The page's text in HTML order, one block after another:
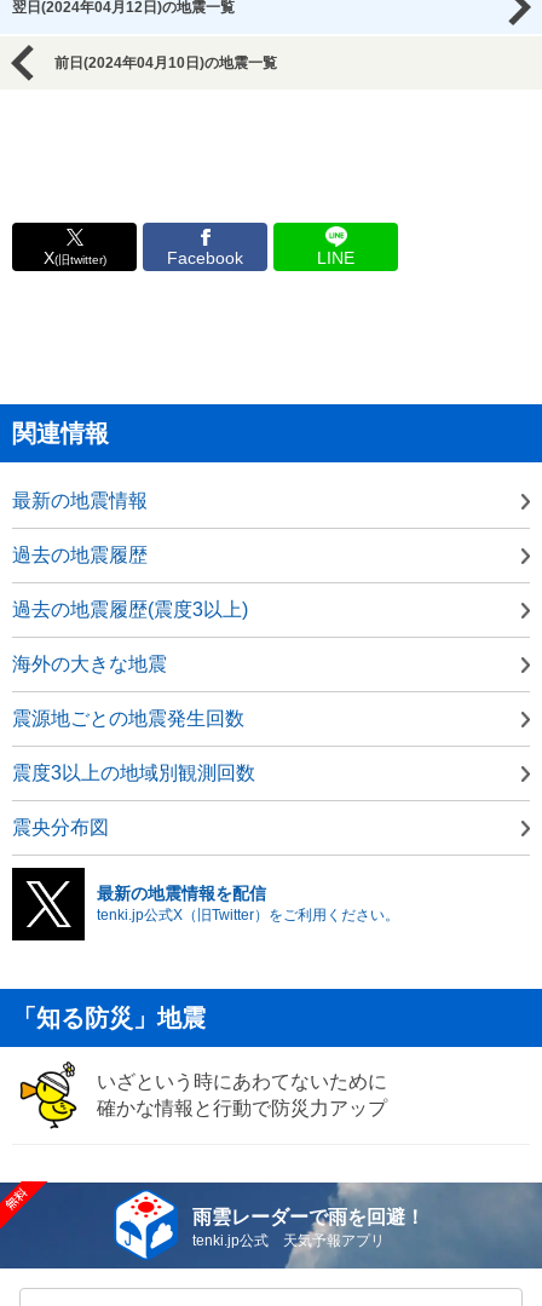
翌日(2024年04月12日)の地震一覧
前日(2024年04月10日)の地震一覧
X(旧twitter) Facebook LINE
関連情報
最新の地震情報
過去の地震履歴
過去の地震履歴(震度3以上)
海外の大きな地震
震源地ごとの地震発生回数
震度3以上の地域別観測回数
震央分布図
最新の地震情報を配信
tenki.jp公式X（旧Twitter）をご利用ください。
「知る防災」地震
いざという時にあわてないために
確かな情報と行動で防災力アップ
雨雲レーダーで雨を回避！
tenki.jp公式 天気予報アプリ